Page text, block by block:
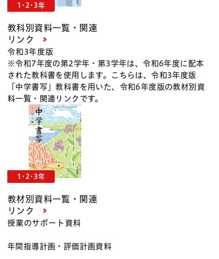
1･2･3年
教科別資料一覧・関連
リンク
令和3年度版
※令和7年度の第2学年・第3学年は、令和6年度に配本
された教科書を使用します。こちらは、令和3年度版
「中学書写」教科書を用いた、令和6年度版の教材別資
料一覧・関連リンクです。
1･2･3年
教材別資料一覧・関連
リンク
授業のサポート資料
年間指導計画・評価計画資料​